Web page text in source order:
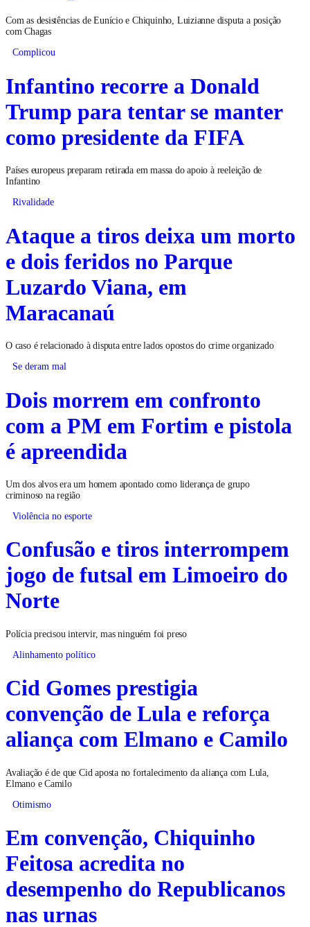
Com as desistências de Eunício e Chiquinho, Luizianne disputa a posição
com Chagas
Complicou
Infantino recorre a Donald
Trump para tentar se manter
como presidente da FIFA
Países europeus preparam retirada em massa do apoio à reeleição de
Infantino
Rivalidade
Ataque a tiros deixa um morto
e dois feridos no Parque
Luzardo Viana, em
Maracanaú
O caso é relacionado à disputa entre lados opostos do crime organizado
Se deram mal
Dois morrem em confronto
com a PM em Fortim e pistola
é apreendida
Um dos alvos era um homem apontado como liderança de grupo
criminoso na região
Violência no esporte
Confusão e tiros interrompem
jogo de futsal em Limoeiro do
Norte
Polícia precisou intervir, mas ninguém foi preso
Alinhamento político
Cid Gomes prestigia
convenção de Lula e reforça
aliança com Elmano e Camilo
Avaliação é de que Cid aposta no fortalecimento da aliança com Lula,
Elmano e Camilo
Otimismo
Em convenção, Chiquinho
Feitosa acredita no
desempenho do Republicanos
nas urnas